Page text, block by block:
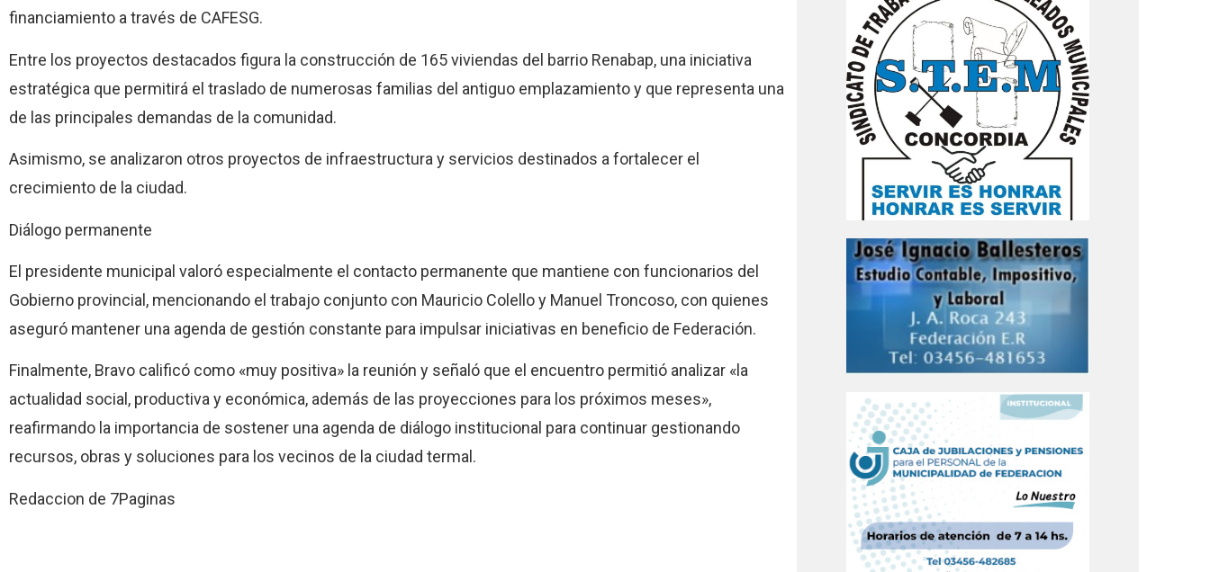
financiamiento a través de CAFESG.
Entre los proyectos destacados figura la construcción de 165 viviendas del barrio Renabap, una iniciativa
estratégica que permitirá el traslado de numerosas familias del antiguo emplazamiento y que representa una
de las principales demandas de la comunidad.
Asimismo, se analizaron otros proyectos de infraestructura y servicios destinados a fortalecer el
crecimiento de la ciudad.
Diálogo permanente
El presidente municipal valoró especialmente el contacto permanente que mantiene con funcionarios del
Gobierno provincial, mencionando el trabajo conjunto con Mauricio Colello y Manuel Troncoso, con quienes
aseguró mantener una agenda de gestión constante para impulsar iniciativas en beneficio de Federación.
Finalmente, Bravo calificó como «muy positiva» la reunión y señaló que el encuentro permitió analizar «la
actualidad social, productiva y económica, además de las proyecciones para los próximos meses»,
reafirmando la importancia de sostener una agenda de diálogo institucional para continuar gestionando
recursos, obras y soluciones para los vecinos de la ciudad termal.
Redaccion de 7Paginas